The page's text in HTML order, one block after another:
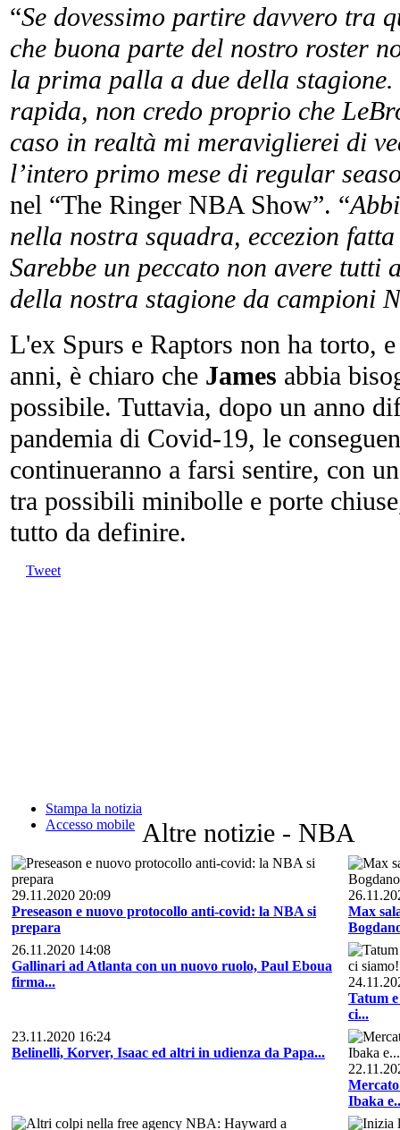
“Se dovessimo partire davvero tra
che buona parte del nostro roster
la prima palla a due della
rapida, non credo proprio che
caso in realtà mi meraviglierei di
l’intero primo mese di regular
nel “The Ringer NBA Show”. “
nella nostra squadra, eccezion
Sarebbe un peccato non avere tutti
della nostra stagione da campioni
L'ex Spurs e Raptors non ha torto,
anni, è chiaro che James abbia
possibile. Tuttavia, dopo un anno
pandemia di Covid-19, le
continueranno a farsi sentire, con
tra possibili minibolle e porte
tutto da definire.
Tweet
Stampa la notizia
Accesso mobile Altre notizie - NBA
29.11.2020 20:09
Preseason e nuovo protocollo anti-covid: la NBA si
prepara
Max
26.11.2020 14:08
Gallinari ad Atlanta con un nuovo ruolo, Paul Eboua
firma...
Tatum
ci...
23.11.2020 16:24
Belinelli, Korver, Isaac ed altri in udienza da Papa...
Ibaka